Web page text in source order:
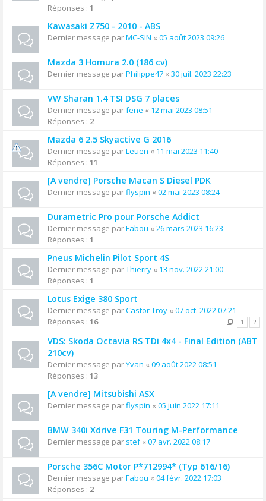
Réponses : 1
Kawasaki Z750 - 2010 - ABS
Dernier message parMC-SIN « 05 août 2023 09:26
Mazda 3 Homura 2.0 (186 cv)
Dernier message parPhilippe47 « 30 juil. 2023 22:23
VW Sharan 1.4 TSI DSG 7 places
Dernier message parfene « 12 mai 2023 08:51
Réponses : 2
Mazda 6 2.5 Skyactive G 2016
Dernier message parLeuen « 11 mai 2023 11:40
Réponses : 11
[A vendre] Porsche Macan S Diesel PDK
Dernier message parflyspin « 02 mai 2023 08:24
Durametric Pro pour Porsche Addict
Dernier message parFabou « 26 mars 2023 16:23
Réponses : 1
Pneus Michelin Pilot Sport 4S
Dernier message parThierry « 13 nov. 2022 21:00
Réponses : 1
Lotus Exige 380 Sport
Dernier message parCastor Troy « 07 oct. 2022 07:21
Réponses : 16 1 2
VDS: Skoda Octavia RS TDi 4x4 - Final Edition (ABT
210cv)
Dernier message parYvan « 09 août 2022 08:51
Réponses : 13
[A vendre] Mitsubishi ASX
Dernier message parflyspin « 05 juin 2022 17:11
BMW 340i Xdrive F31 Touring M-Performance
Dernier message par stef« 07 avr. 2022 08:17
Porsche 356C Motor P*712994* (Typ 616/16)
Dernier message parFabou « 04 févr. 2022 17:03
Réponses : 2